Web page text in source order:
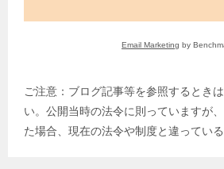
Email Marketing by
ご注意：ブログ記事等を参照するとき
い。公開当時の法令に則っていますが
た場合、現在の法令や制度と違っている